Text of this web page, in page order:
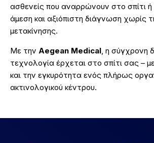
ασθενείς που αναρρώνουν στο σπίτι ή
άμεση και αξιόπιστη διάγνωση χωρίς
μετακίνησης.
Με την Aegean Medical, η σύγχρονη
τεχνολογία έρχεται στο σπίτι σας –
και την εγκυρότητα ενός πλήρως
ακτινολογικού κέντρου.